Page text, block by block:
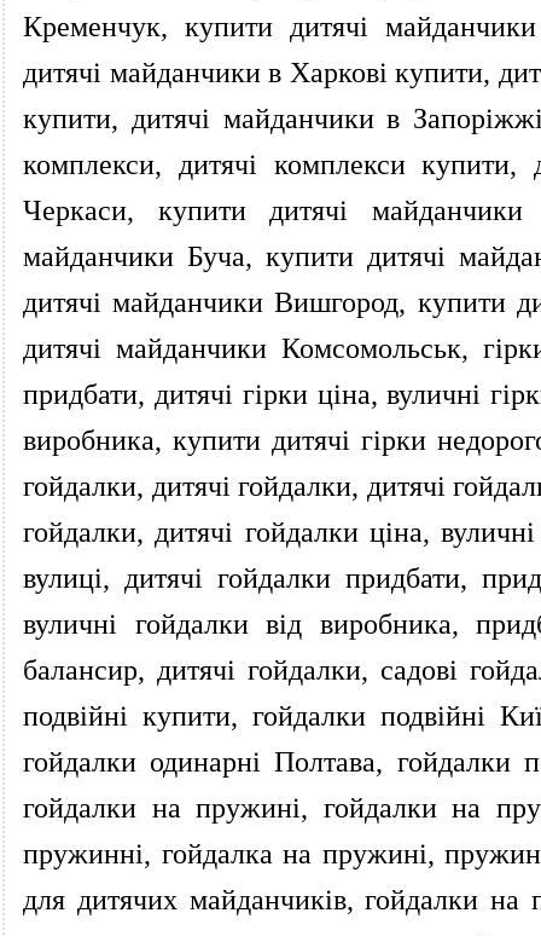
Кременчук, купити дитячі
дитячі майданчики в Харкові купити,
купити, дитячі майданчики в
комплекси, дитячі комплекси
Черкаси, купити дитячі
майданчики Буча, купити дитячі
дитячі майданчики Вишгород, купити
дитячі майданчики Комсомольськ,
придбати, дитячі гірки ціна, вуличні
виробника, купити дитячі гірки
гойдалки, дитячі гойдалки, дитячі
гойдалки, дитячі гойдалки ціна,
вулиці, дитячі гойдалки придбати,
вуличні гойдалки від виробника,
балансир, дитячі гойдалки, садові
подвійні купити, гойдалки подвійні
гойдалки одинарні Полтава, гойдалки
гойдалки на пружині, гойдалки на
пружинні, гойдалка на пружині,
для дитячих майданчиків, гойдалки